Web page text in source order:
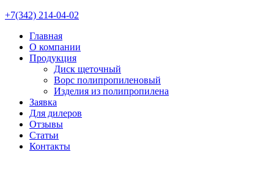
+7(342) 214-04-02
Главная
О компании
Продукция
Диск щеточный
Ворс полипропиленовый
Изделия из полипропилена
Заявка
Для дилеров
Отзывы
Статьи
Контакты